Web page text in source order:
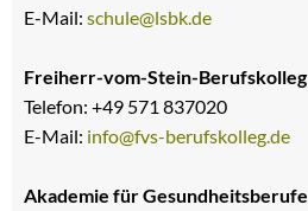
E-Mail: schule@lsbk.de
Freiherr-vom-Stein-Berufskolleg
Telefon: +49 571 837020
E-Mail: info@fvs-berufskolleg.de
Akademie für Gesundheitsberufe